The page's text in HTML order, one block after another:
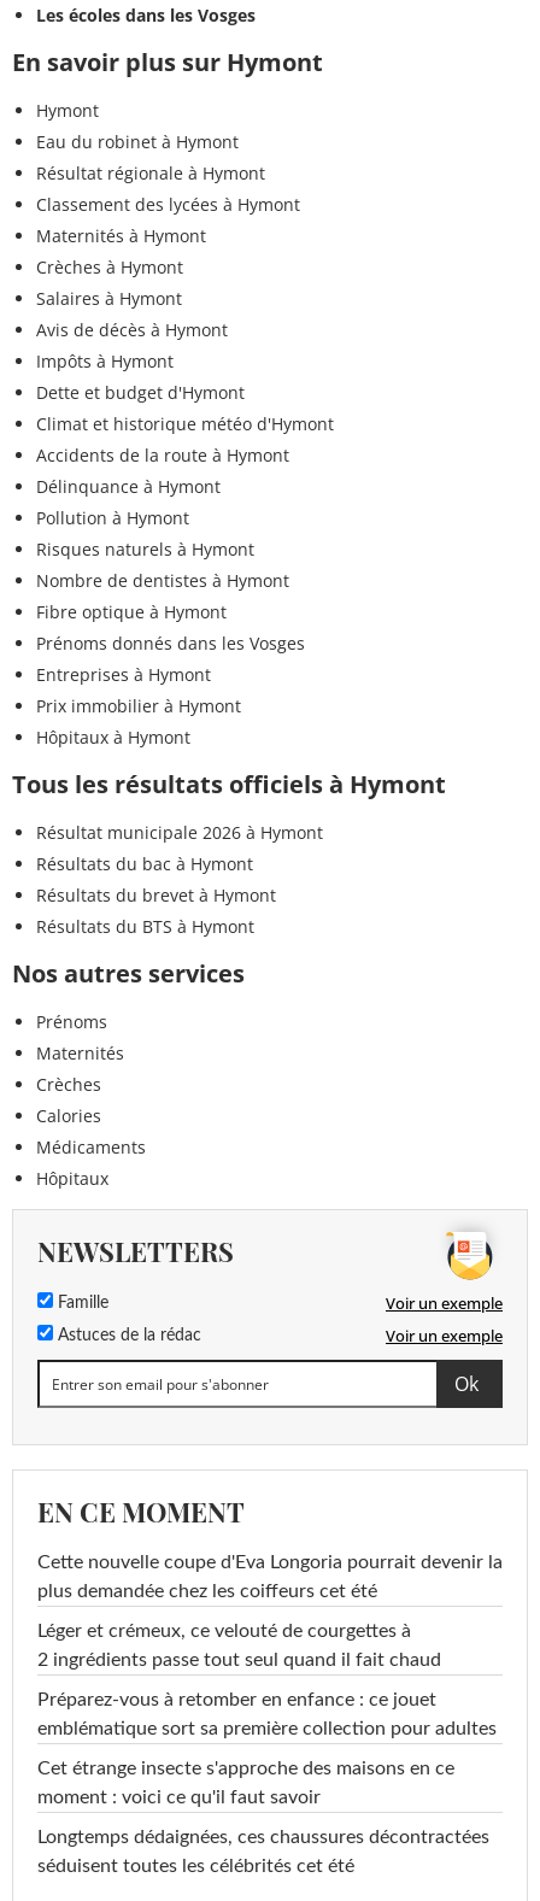
Les écoles dans les Vosges
En savoir plus sur Hymont
Hymont
Eau du robinet à Hymont
Résultat régionale à Hymont
Classement des lycées à Hymont
Maternités à Hymont
Crèches à Hymont
Salaires à Hymont
Avis de décès à Hymont
Impôts à Hymont
Dette et budget d'Hymont
Climat et historique météo d'Hymont
Accidents de la route à Hymont
Délinquance à Hymont
Pollution à Hymont
Risques naturels à Hymont
Nombre de dentistes à Hymont
Fibre optique à Hymont
Prénoms donnés dans les Vosges
Entreprises à Hymont
Prix immobilier à Hymont
Hôpitaux à Hymont
Tous les résultats officiels à Hymont
Résultat municipale 2026 à Hymont
Résultats du bac à Hymont
Résultats du brevet à Hymont
Résultats du BTS à Hymont
Nos autres services
Prénoms
Maternités
Crèches
Calories
Médicaments
Hôpitaux
NEWSLETTERS
Famille Voir un exemple
Astuces de la rédac Voir un exemple
EN CE MOMENT
Cette nouvelle coupe d'Eva Longoria pourrait devenir la
plus demandée chez les coiffeurs cet été
Léger et crémeux, ce velouté de courgettes à
2 ingrédients passe tout seul quand il fait chaud
Préparez-vous à retomber en enfance : ce jouet
emblématique sort sa première collection pour adultes
Cet étrange insecte s'approche des maisons en ce
moment : voici ce qu'il faut savoir
Longtemps dédaignées, ces chaussures décontractées
séduisent toutes les célébrités cet été